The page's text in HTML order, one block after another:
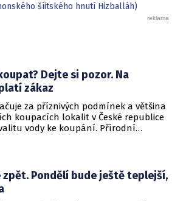
šíitského hnutí Hizballáh)
Dejte si pozor. Na
zákaz
za příznivých podmínek a většina
koupacích lokalit v České republice
vody ke koupání. Přírodní
°C.
zpět. Pondělí bude ještě teplejší,